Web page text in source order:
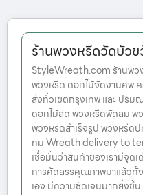
ร้านพวงหรีดวัดบัว
StyleWreath.com ร้านพ
พวงหรีด ดอกไม้จัดงานศพ
ส่งทั่วเขตกรุงเทพ และ ปริ
ดอกไม้สด พวงหรีดพัดลม พ
พวงหรีดสำเร็จรูป พวงหรี
ทม Wreath delivery to
เชื่อมั่นว่าสินค้าของเรามีจุด
การคัดสรรคุณภาพมาแล้ว
เอง มีความชัดเจนมากยิ่งขึ้